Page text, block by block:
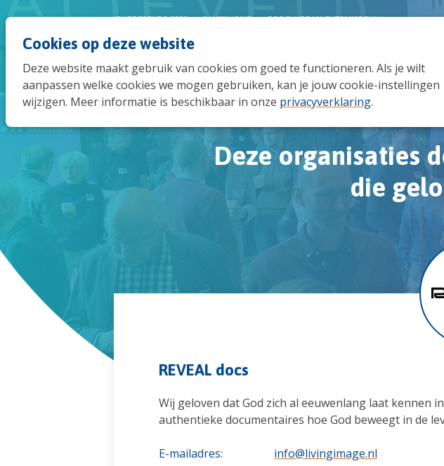
Cookies op deze website
Deze website maakt gebruik van cookies om goed te functioneren. Als je wilt
aanpassen welke cookies we mogen gebruiken, kan je jouw cookie-instellingen
wijzigen. Meer informatie is beschikbaar in onze privacyverklaring.
Wie wij zijn
JEUGDTRENDS 2026 SAMEN JONG BROCHURE MACHTSMISBRUIK
Deze organisaties
die
REVEAL docs
Wij geloven dat God zich al eeuwenlang laat kennen
authentieke documentaires hoe God beweegt in de
E-mailadres: info@livingimage.nl